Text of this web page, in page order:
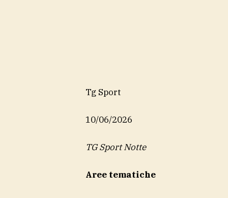
Tg Sport
10/06/2026
TG Sport Notte
Aree tematiche